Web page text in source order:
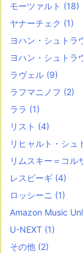
モーツァルト (18)
ヤナーチェク (1)
ヨハン・シュトラ
ヨハン・シュトラ
ラヴェル (9)
ラフマニノフ (2)
ララ (1)
リスト (4)
リヒャルト・シュ
リムスキー＝コル
レスピーギ (4)
ロッシーニ (1)
Amazon Music
U-NEXT (1)
その他 (2)